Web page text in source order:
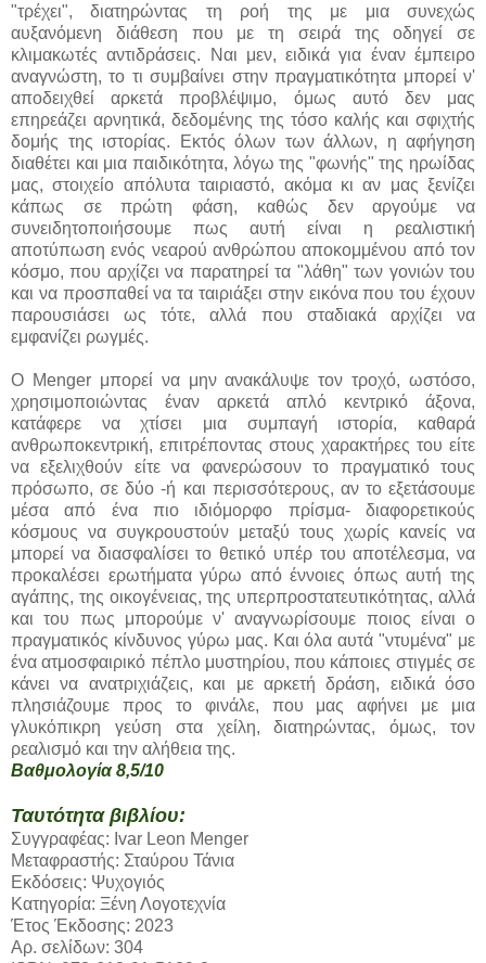
"τρέχει", διατηρώντας τη ροή της με μια συνεχώς
αυξανόμενη διάθεση που με τη σειρά της οδηγεί σε
κλιμακωτές αντιδράσεις. Ναι μεν, ειδικά για έναν έμπειρο
αναγνώστη, το τι συμβαίνει στην πραγματικότητα μπορεί ν'
αποδειχθεί αρκετά προβλέψιμο, όμως αυτό δεν μας
επηρεάζει αρνητικά, δεδομένης της τόσο καλής και σφιχτής
δομής της ιστορίας. Εκτός όλων των άλλων, η αφήγηση
διαθέτει και μια παιδικότητα, λόγω της "φωνής" της ηρωίδας
μας, στοιχείο απόλυτα ταιριαστό, ακόμα κι αν μας ξενίζει
κάπως σε πρώτη φάση, καθώς δεν αργούμε να
συνειδητοποιήσουμε πως αυτή είναι η ρεαλιστική
αποτύπωση ενός νεαρού ανθρώπου αποκομμένου από τον
κόσμο, που αρχίζει να παρατηρεί τα "λάθη" των γονιών του
και να προσπαθεί να τα ταιριάξει στην εικόνα που του έχουν
παρουσιάσει ως τότε, αλλά που σταδιακά αρχίζει να
εμφανίζει ρωγμές.
Ο Menger μπορεί να μην ανακάλυψε τον τροχό, ωστόσο,
χρησιμοποιώντας έναν αρκετά απλό κεντρικό άξονα,
κατάφερε να χτίσει μια συμπαγή ιστορία, καθαρά
ανθρωποκεντρική, επιτρέποντας στους χαρακτήρες του είτε
να εξελιχθούν είτε να φανερώσουν το πραγματικό τους
πρόσωπο, σε δύο -ή και περισσότερους, αν το εξετάσουμε
μέσα από ένα πιο ιδιόμορφο πρίσμα- διαφορετικούς
κόσμους να συγκρουστούν μεταξύ τους χωρίς κανείς να
μπορεί να διασφαλίσει το θετικό υπέρ του αποτέλεσμα, να
προκαλέσει ερωτήματα γύρω από έννοιες όπως αυτή της
αγάπης, της οικογένειας, της υπερπροστατευτικότητας, αλλά
και του πως μπορούμε ν' αναγνωρίσουμε ποιος είναι ο
πραγματικός κίνδυνος γύρω μας. Και όλα αυτά "ντυμένα" με
ένα ατμοσφαιρικό πέπλο μυστηρίου, που κάποιες στιγμές σε
κάνει να ανατριχιάζεις, και με αρκετή δράση, ειδικά όσο
πλησιάζουμε προς το φινάλε, που μας αφήνει με μια
γλυκόπικρη γεύση στα χείλη, διατηρώντας, όμως, τον
ρεαλισμό και την αλήθεια της.
Βαθμολογία 8,5/10
Ταυτότητα βιβλίου:
Συγγραφέας: Ivar Leon Menger
Μεταφραστής: Σταύρου Τάνια
Εκδόσεις: Ψυχογιός
Κατηγορία: Ξένη Λογοτεχνία
Έτος Έκδοσης: 2023
Αρ. σελίδων: 304